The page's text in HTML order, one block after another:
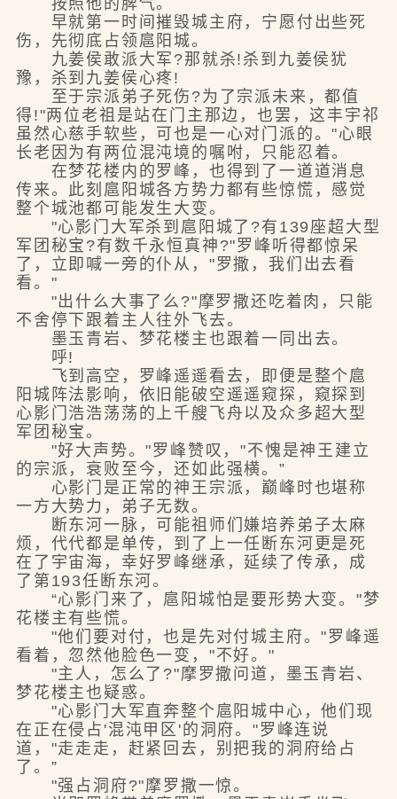
按照他的脾气。
早就第一时间摧毁城主府，宁愿付出些死
伤，先彻底占领扈阳城。
九姜侯敢派大军?那就杀!杀到九姜侯犹
豫，杀到九姜侯心疼!
至于宗派弟子死伤?为了宗派未来，都值
得!"两位老祖是站在门主那边，也罢，这丰宇祁
虽然心慈手软些，可也是一心对门派的。"心眼
长老因为有两位混沌境的嘱咐，只能忍着。
在梦花楼内的罗峰，也得到了一道道消息
传来。此刻扈阳城各方势力都有些惊慌，感觉
整个城池都可能发生大变。
"心影门大军杀到扈阳城了?有139座超大型
军团秘宝?有数千永恒真神?"罗峰听得都惊呆
了，立即喊一旁的仆从，"罗撒，我们出去看
看。"
"出什么大事了么?"摩罗撒还吃着肉，只能
不舍停下跟着主人往外飞去。
墨玉青岩、梦花楼主也跟着一同出去。
呼!
飞到高空，罗峰遥遥看去，即便是整个扈
阳城阵法影响，依旧能破空遥遥窥探，窥探到
心影门浩浩荡荡的上千艘飞舟以及众多超大型
军团秘宝。
"好大声势。"罗峰赞叹，"不愧是神王建立
的宗派，衰败至今，还如此强横。”
心影门是正常的神王宗派，巅峰时也堪称
一方大势力，弟子无数。
断东河一脉，可能祖师们嫌培养弟子太麻
烦，代代都是单传，到了上一任断东河更是死
在了宇宙海，幸好罗峰继承，延续了传承，成
了第193任断东河。
“心影门来了，扈阳城怕是要形势大变。"梦
花楼主有些慌。
"他们要对付，也是先对付城主府。"罗峰遥
看着，忽然他脸色一变，"不好。"
"主人，怎么了?"摩罗撒问道，墨玉青岩、
梦花楼主也疑惑。
"心影门大军直奔整个扈阳城中心，他们现
在正在侵占'混沌甲区'的洞府。"罗峰连说
道，"走走走，赶紧回去，别把我的洞府给占
了。”
"强占洞府?"摩罗撒一惊。